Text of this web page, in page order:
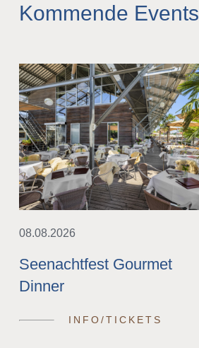
Kommende Events
08.08.2026
Seenachtfest Gourmet
Dinner
INFO/TICKETS